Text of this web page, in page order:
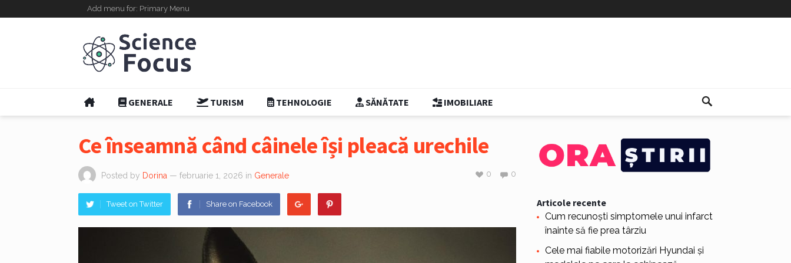
Add menu for: Primary Menu
GENERALE TURISM TEHNOLOGIE SĂNĂTATE IMOBILIARE
Ce înseamnă când câinele își pleacă urechile
Posted by Dorina — februarie 1, 2026 in Generale 0
0
Tweet on Twitter Share on Facebook Articole recente
Cum recunoști simptomele unui infarct
înainte să fie prea târziu
Cele mai fiabile motorizări Hyundai și